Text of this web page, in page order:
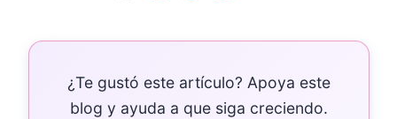
¿Te gustó este artículo? Apoya este
blog y ayuda a que siga creciendo.